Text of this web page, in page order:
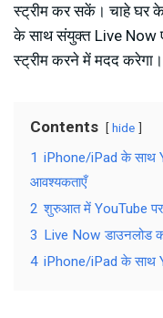
स्ट्रीम कर सकें। चाहे घर
के साथ संयुक्त Live Now
स्ट्रीम करने में मदद करेगा।
Contents hide
1 iPhone/iPad के साथ
आवश्यकताएँ
2 शुरुआत में YouTube
3 Live Now डाउनलोड
4 iPhone/iPad के साथ